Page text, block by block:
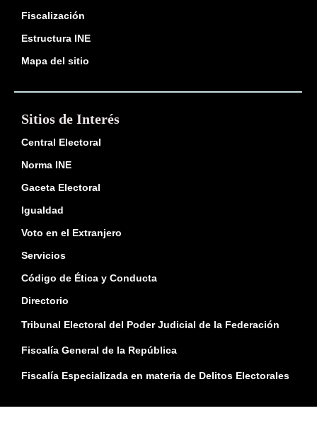
Fiscalización
Estructura INE
Mapa del sitio
Sitios de Interés
Central Electoral
Norma INE
Gaceta Electoral
Igualdad
Voto en el Extranjero
Servicios
Código de Ética y Conducta
Directorio
Tribunal Electoral del Poder Judicial de la Federación
Fiscalía General de la República
Fiscalía Especializada en materia de Delitos Electorales